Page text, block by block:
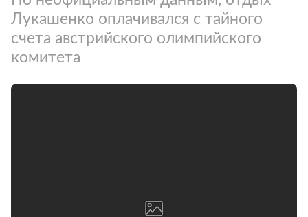
Лукашенко оплачивался с тайного
счета австрийского олимпийского
комитета